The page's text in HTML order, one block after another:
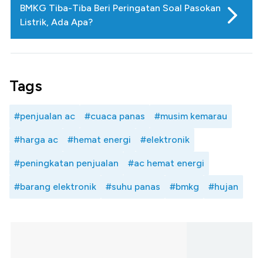
BMKG Tiba-Tiba Beri Peringatan Soal Pasokan
Listrik, Ada Apa?
Tags
#penjualan ac #cuaca panas #musim kemarau
#harga ac #hemat energi #elektronik
#peningkatan penjualan #ac hemat energi
#barang elektronik #suhu panas #bmkg #hujan